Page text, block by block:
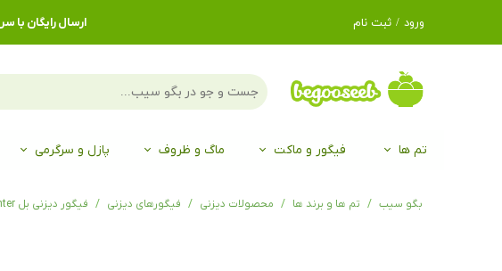
ورود / ثبت نام
حساب کاربری من
تغییر گذر واژه
خروج از حساب
ارسال رایگان با
تم ها فیگور و ماکت ماگ و ظروف پازل و سرگرمی
بگو سیب تم ها و برند ها محصولات دیزنی فیگورهای دیزنی فیگور دیزنی بل Devoted Daughter